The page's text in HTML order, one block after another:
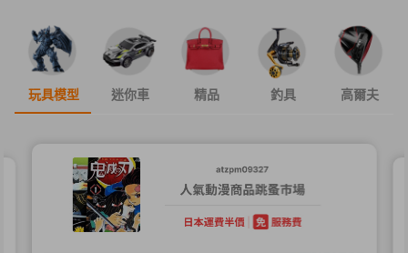
玩具模型 迷你車 精品 釣具 高爾夫